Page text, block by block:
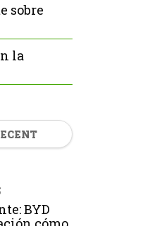
sobre
la
BYD